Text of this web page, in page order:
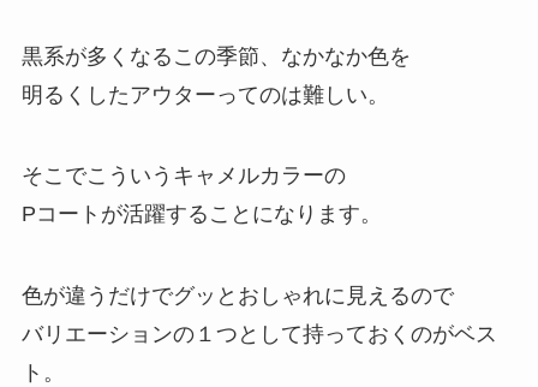
黒系が多くなるこの季節、なかなか色を
明るくしたアウターってのは難しい。
そこでこういうキャメルカラーの
Pコートが活躍することになります。
色が違うだけでグッとおしゃれに見えるので
バリエーションの１つとして持っておくのがベス
ト。